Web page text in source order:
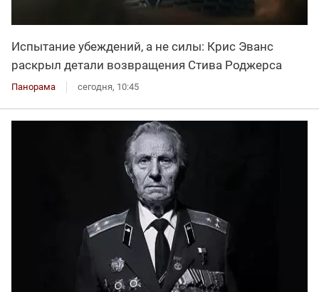
Испытание убеждений, а не силы: Крис Эванс
раскрыл детали возвращения Стива Роджерса
Панорама сегодня, 10:45